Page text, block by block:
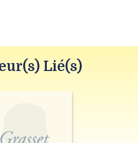
Lié(s)